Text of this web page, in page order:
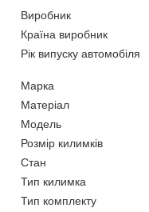
Виробник
Країна виробник
Рік випуску автомобіля
Марка
Матеріал
Модель
Розмір килимків
Стан
Тип килимка
Тип комплекту